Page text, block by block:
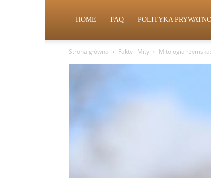
HOME FAQ POLITYKA
Strona główna Fakty i Mity Mitologia